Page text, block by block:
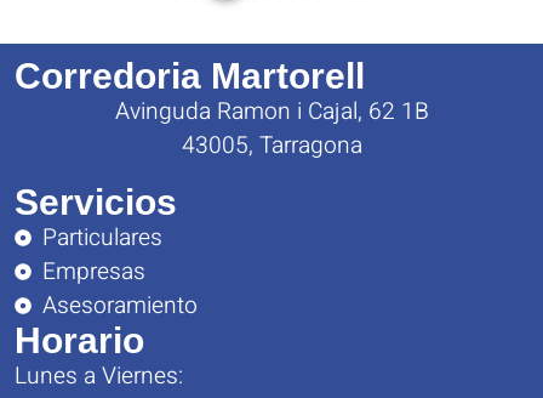
Corredoria Martorell
Avinguda Ramon i Cajal, 62 1B
43005, Tarragona
Servicios
Particulares
Empresas
Asesoramiento
Horario
Lunes a Viernes: